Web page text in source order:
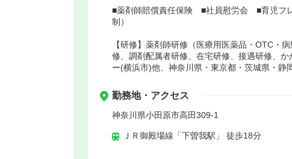
■薬剤師賠償責任保険 ■社員慰労会 ■育児フ
制）
【研修】薬剤師研修（医療用医薬品・OTC・
修、調剤配属者研修、在宅研修、接遇研修、
ー(横浜市)他、神奈川県・東京都・茨城県・
勤務地・アクセス
神奈川県小田原市高田309-1
ＪＲ御殿場線「下曽我駅」 徒歩18分